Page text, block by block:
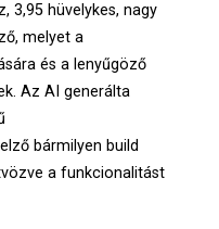
3,95 hüvelykes, nagy
melyet a
és a lenyűgöző
Az AI generálta
bármilyen build
a funkcionalitást